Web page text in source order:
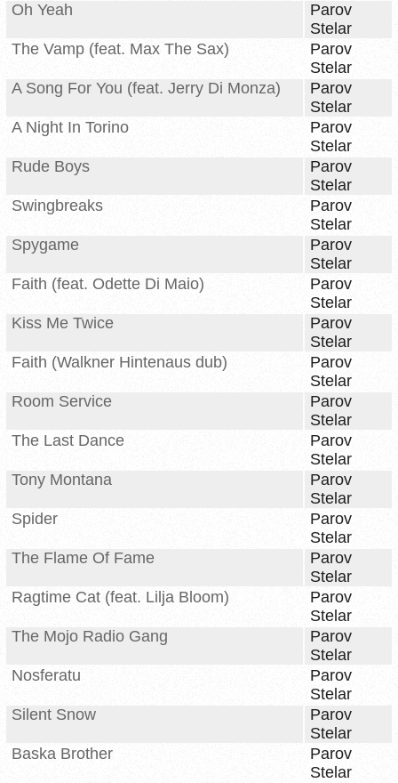
Oh Yeah
Parov
Stelar
The Vamp (feat. Max The Sax)
Parov
Stelar
A Song For You (feat. Jerry Di Monza)
Parov
Stelar
A Night In Torino
Parov
Stelar
Rude Boys
Parov
Stelar
Swingbreaks
Parov
Stelar
Spygame
Parov
Stelar
Faith (feat. Odette Di Maio)
Parov
Stelar
Kiss Me Twice
Parov
Stelar
Faith (Walkner Hintenaus dub)
Parov
Stelar
Room Service
Parov
Stelar
The Last Dance
Parov
Stelar
Tony Montana
Parov
Stelar
Spider
Parov
Stelar
The Flame Of Fame
Parov
Stelar
Ragtime Cat (feat. Lilja Bloom)
Parov
Stelar
The Mojo Radio Gang
Parov
Stelar
Nosferatu
Parov
Stelar
Silent Snow
Parov
Stelar
Baska Brother
Parov
Stelar